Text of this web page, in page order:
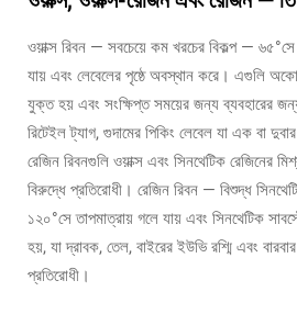
ওয়াক্স রিবন — সবচেয়ে কম খরচের বিকল্প —
যায় এবং লেবেলের পৃষ্ঠে অবস্থান করে। এগুলি
যুক্ত হয় এবং সংক্ষিপ্ত সময়ের জন্য ব্যবহারের
রিটেইল ট্যাগ, গুদামের পিকিং লেবেল যা এক বা
রেজিন রিবনগুলি ওয়াক্স এবং সিনথেটিক রেজিনের
বিরুদ্ধে প্রতিরোধী। রেজিন রিবন — বিশুদ্ধ
১২০°সে তাপমাত্রায় গলে যায় এবং সিনথেটিক
হয়, যা দ্রাবক, তেল, বাইরের ইউভি রশ্মি এবং
প্রতিরোধী।